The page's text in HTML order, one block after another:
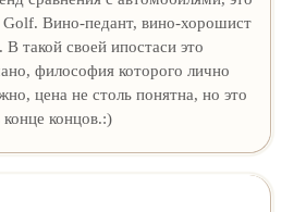
Golf. Вино-педант, вино-хорошист
такой своей ипостаси это
философия которого лично
цена не столь понятна, но это
конце концов.:)